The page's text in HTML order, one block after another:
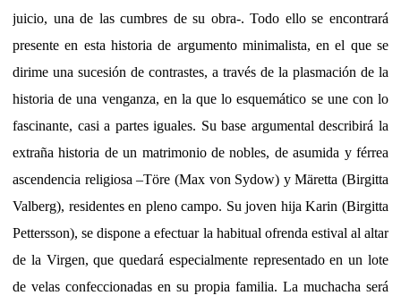
juicio, una de las cumbres de su obra-. Todo ello se encontrará
presente en esta historia de argumento minimalista, en el que se
dirime una sucesión de contrastes, a través de la plasmación de la
historia de una venganza, en la que lo esquemático se une con lo
fascinante, casi a partes iguales. Su base argumental describirá la
extraña historia de un matrimonio de nobles, de asumida y férrea
ascendencia religiosa –Töre (Max von Sydow) y Märetta (Birgitta
Valberg), residentes en pleno campo. Su joven hija Karin (Birgitta
Pettersson), se dispone a efectuar la habitual ofrenda estival al altar
de la Virgen, que quedará especialmente representado en un lote
de velas confeccionadas en su propia familia. La muchacha será